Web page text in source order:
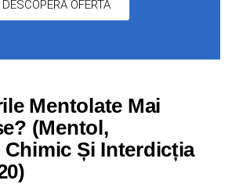
DESCOPERA OFERTA
Mentolate Mai
(Mentol,
Chimic Și Interdicția